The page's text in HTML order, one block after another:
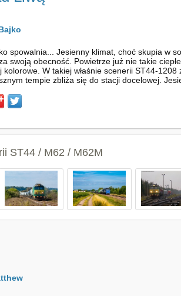
spowalnia... Jesienny klimat, choć skupia w
swoją obecność. Powietrze już nie takie
kolorowe. W takiej właśnie scenerii ST44-
tempie zbliża się do stacji docelowej.
ST44 / M62 / M62M